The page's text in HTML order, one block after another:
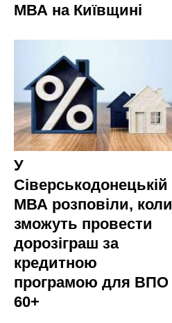
МВА на Київщині
У
Сіверськодонецькій
МВА розповіли, коли
зможуть провести
дорозіграш за
кредитною
програмою для ВПО
60+